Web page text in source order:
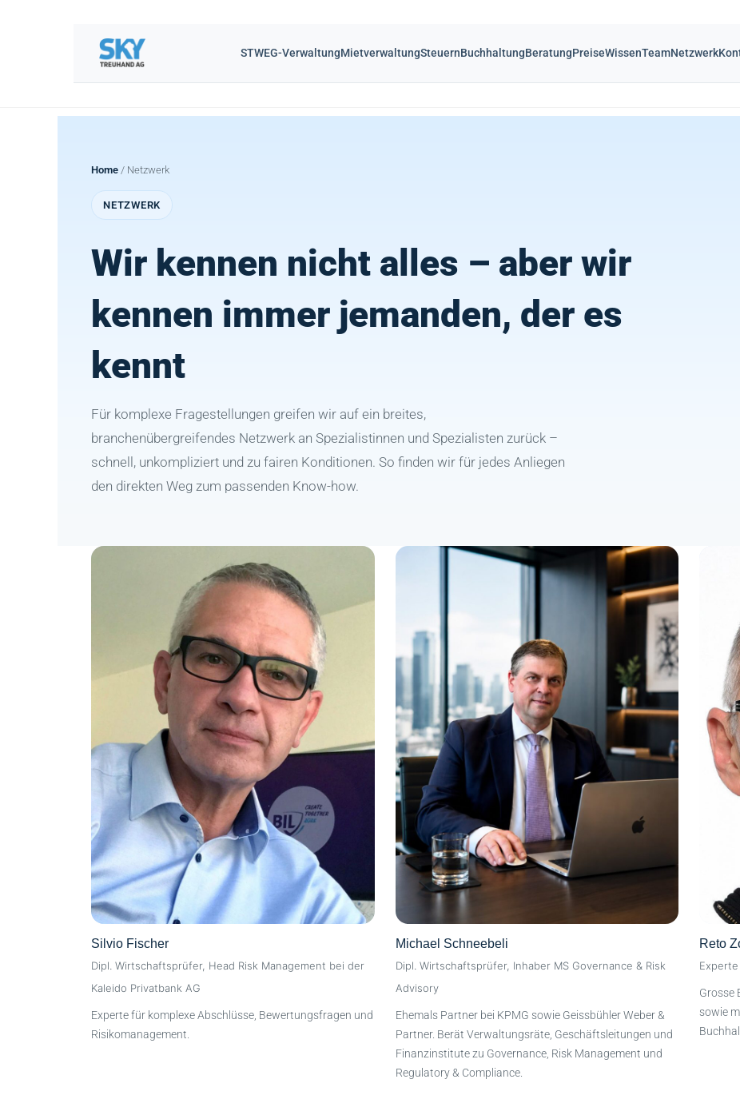
STWEG-VerwaltungMietverwaltungSteuernBuchhaltungBeratungPreiseWissenTeamNetzwerk
Home / Netzwerk
NETZWERK
Wir kennen nicht alles – aber wir
kennen immer jemanden, der es
kennt
Für komplexe Fragestellungen greifen wir auf ein breites,
branchenübergreifendes Netzwerk an Spezialistinnen und Spezialisten zurück –
schnell, unkompliziert und zu fairen Konditionen. So finden wir für jedes Anliegen
den direkten Weg zum passenden Know-how.
Silvio Fischer
Dipl. Wirtschaftsprüfer, Head Risk Management bei der
Kaleido Privatbank AG
Experte für komplexe Abschlüsse, Bewertungsfragen und
Risikomanagement.
Michael Schneebeli
Dipl. Wirtschaftsprüfer, Inhaber MS Governance & Risk
Advisory
Ehemals Partner bei KPMG sowie Geissbühler Weber &
Partner. Berät Verwaltungsräte, Geschäftsleitungen und
Finanzinstitute zu Governance, Risk Management und
Regulatory & Compliance.
Reto
Grosse
sowie